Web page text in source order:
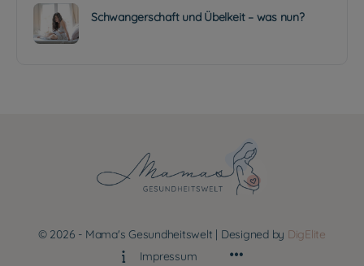
Schwangerschaft und Übelkeit – was nun?
© 2026 - Mama's Gesundheitswelt | Designed by DigElite
Impressum